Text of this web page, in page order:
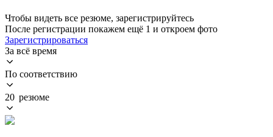
Чтобы видеть все резюме, зарегистрируйтесь
После регистрации покажем ещё 1 и откроем фото
Зарегистрироваться
За всё время
По соответствию
20 резюме